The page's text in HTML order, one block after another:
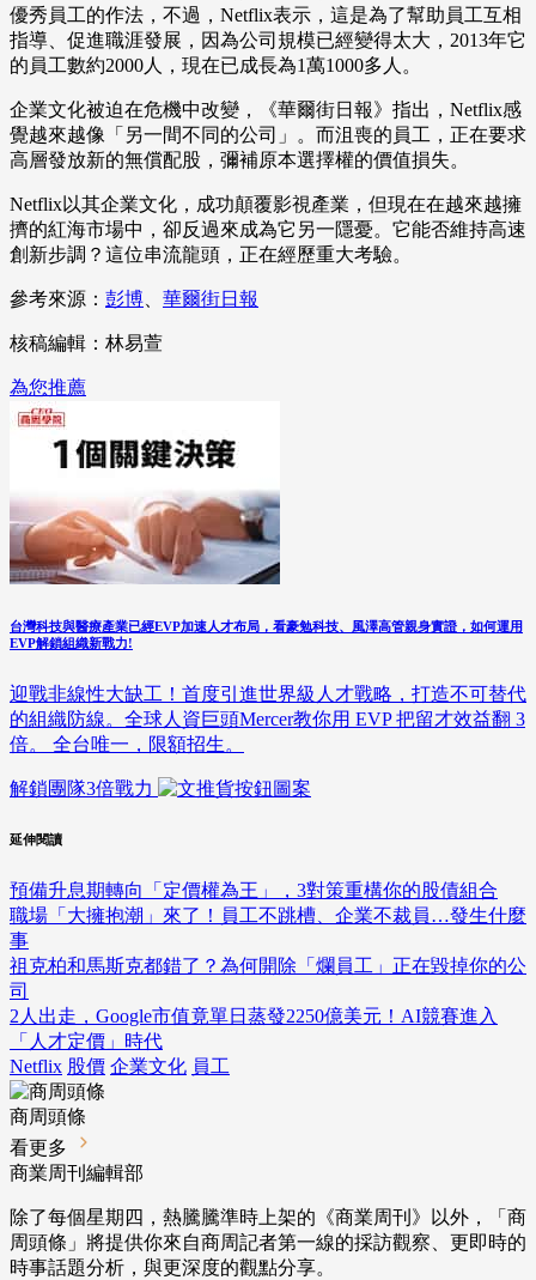
優秀員工的作法，不過，Netflix表示，這是為了幫助員工互相
指導、促進職涯發展，因為公司規模已經變得太大，2013年它
的員工數約2000人，現在已成長為1萬1000多人。
企業文化被迫在危機中改變，《華爾街日報》指出，Netflix感
覺越來越像「另一間不同的公司」。而沮喪的員工，正在要求
高層發放新的無償配股，彌補原本選擇權的價值損失。
Netflix以其企業文化，成功顛覆影視產業，但現在在越來越擁
擠的紅海市場中，卻反過來成為它另一隱憂。它能否維持高速
創新步調？這位串流龍頭，正在經歷重大考驗。
參考來源： 彭博 華爾街日報
核稿編輯：林易萱
為您推薦
台灣科技與醫療產業已經EVP加速人才布局，看豪勉科技、風澤高管親身實證，如何運用
EVP解鎖組織新戰力!
迎戰非線性大缺工！首度引進世界級人才戰略，打造不可替代
的組織防線。全球人資巨頭Mercer教你用 EVP 把留才效益翻 3
倍。 全台唯一，限額招生。
解鎖團隊3倍戰力
延伸閱讀
預備升息期轉向「定價權為王」，3對策重構你的股債組合
職場「大擁抱潮」來了！員工不跳槽、企業不裁員…發生什麼
事
祖克柏和馬斯克都錯了？為何開除「爛員工」正在毀掉你的公
司
2人出走，Google市值竟單日蒸發2250億美元！AI競賽進入
「人才定價」時代
Netflix 股價 企業文化 員工
商周頭條
看更多
商業周刊編輯部
除了每個星期四，熱騰騰準時上架的《商業周刊》以外，「商
周頭條」將提供你來自商周記者第一線的採訪觀察、 更即時的
時事話題分析，與更深度的觀點分享。